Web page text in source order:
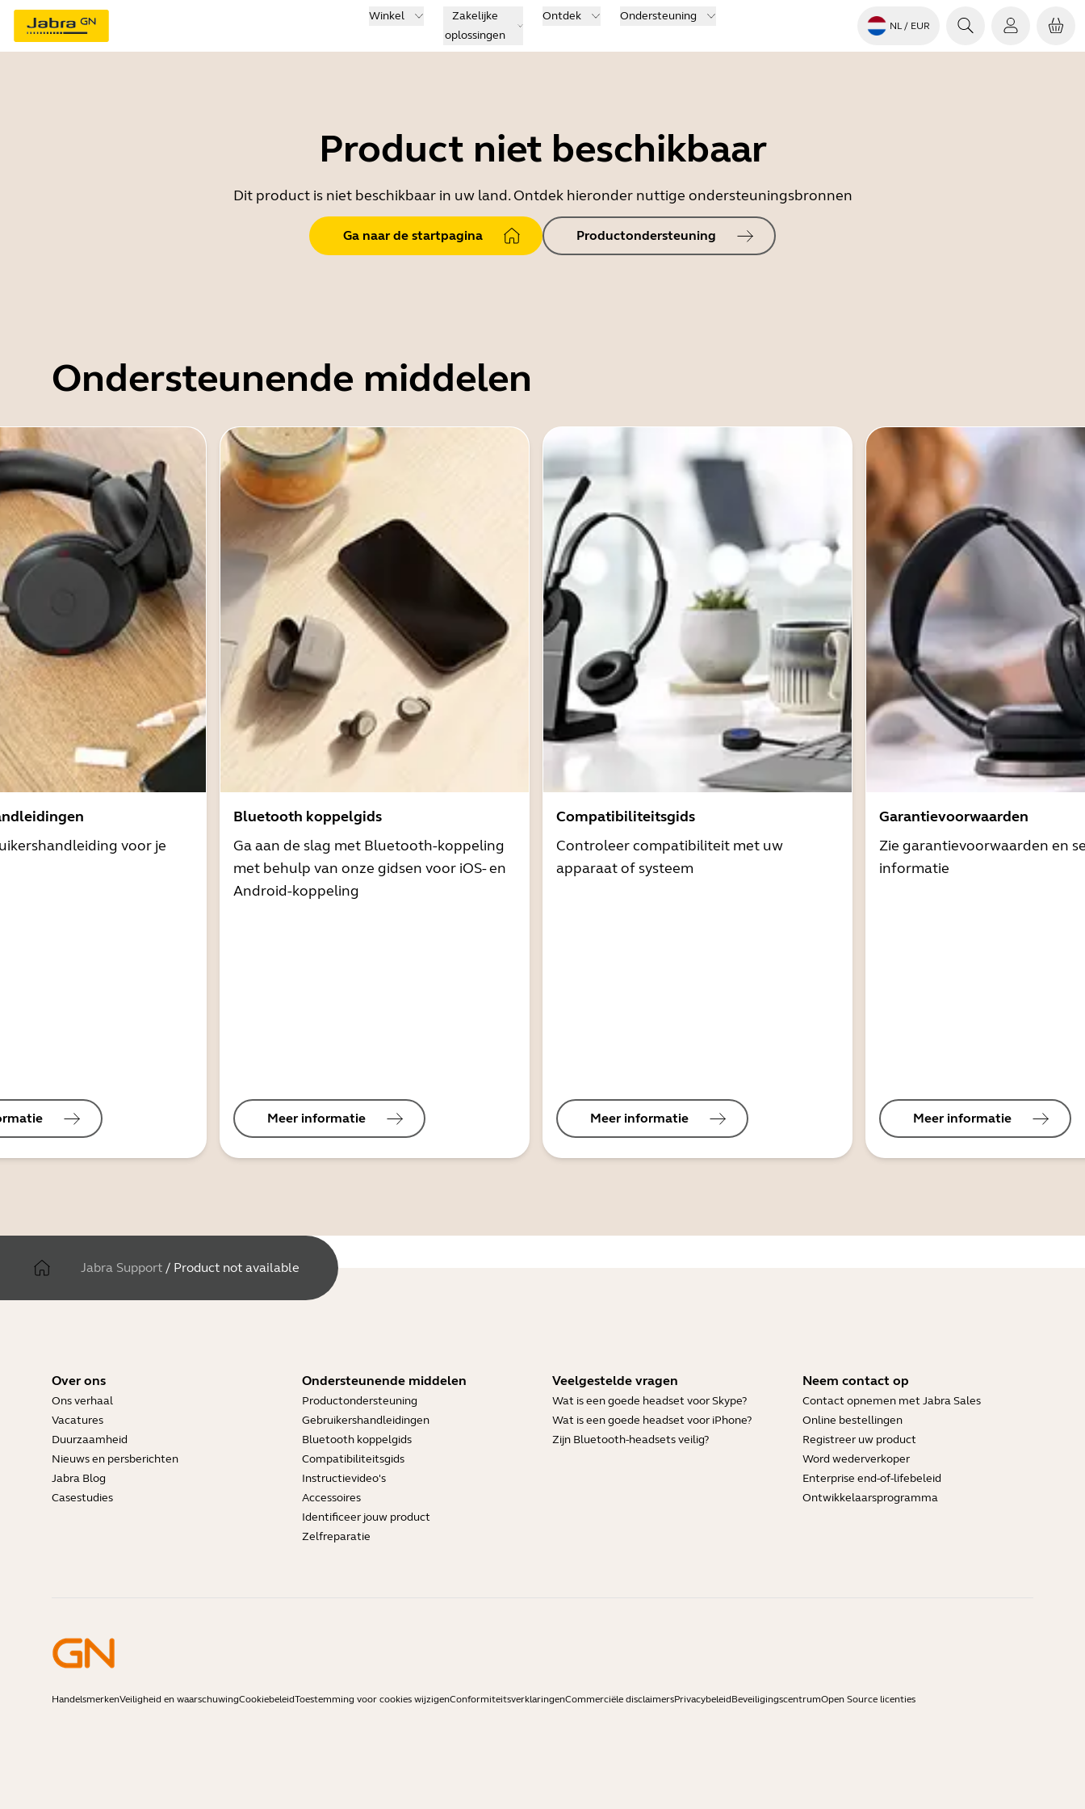
Winkel
Zakelijke
oplossingen
Ontdek Ondersteuning
NL / EUR
Product niet beschikbaar
Dit product is niet beschikbaar in uw land. Ontdek hieronder nuttige ondersteuningsbronnen
Ga naar de startpagina Productondersteuning
Ondersteunende middelen
voor je
Bluetooth koppelgids
Ga aan de slag met Bluetooth-koppeling
met behulp van onze gidsen voor iOS- en
Android-koppeling
Meer informatie
Compatibiliteitsgids
Controleer compatibiliteit met uw
apparaat of systeem
Meer informatie
Garantievoorwaarden
Zie garantievoorwaarden en
informatie
Meer informatie
Jabra Support / Product not available
Over ons
Ons verhaal
Vacatures
Duurzaamheid
Nieuws en persberichten
Jabra Blog
Casestudies
Ondersteunende middelen
Productondersteuning
Gebruikershandleidingen
Bluetooth koppelgids
Compatibiliteitsgids
Instructievideo's
Accessoires
Identificeer jouw product
Zelfreparatie
Veelgestelde vragen
Wat is een goede headset voor Skype?
Wat is een goede headset voor iPhone?
Zijn Bluetooth-headsets veilig?
Neem contact op
Contact opnemen met Jabra Sales
Online bestellingen
Registreer uw product
Word wederverkoper
Enterprise end-of-lifebeleid
Ontwikkelaarsprogramma
HandelsmerkenVeiligheid en waarschuwingCookiebeleidToestemming voor cookies wijzigenConformiteitsverklaringenCommerciële disclaimersPrivacybeleidBeveiligingscentrumOpen Source licenties